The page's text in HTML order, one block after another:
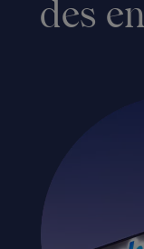
des